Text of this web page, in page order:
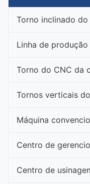
Torno inclinado
Linha de
Torno do CNC da
Tornos verticais
Máquina
Centro de
Centro de